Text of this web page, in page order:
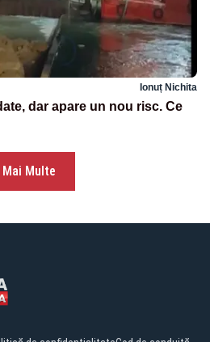
Ionuț Nichita
dar apare un nou risc. Ce
Mai Multe